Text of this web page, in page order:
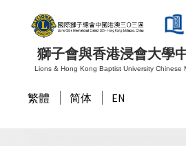
獅子會與香港浸會大學
Lions & Hong Kong Baptist University Chinese
繁體 简体 EN